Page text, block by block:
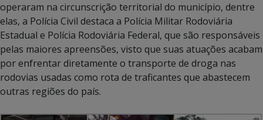
operaram na circunscrição territorial do município, dentre
elas, a Polícia Civil destaca a Polícia Militar Rodoviária
Estadual e Polícia Rodoviária Federal, que são responsáveis
pelas maiores apreensões, visto que suas atuações acabam
por enfrentar diretamente o transporte de droga nas
rodovias usadas como rota de traficantes que abastecem
outras regiões do país.